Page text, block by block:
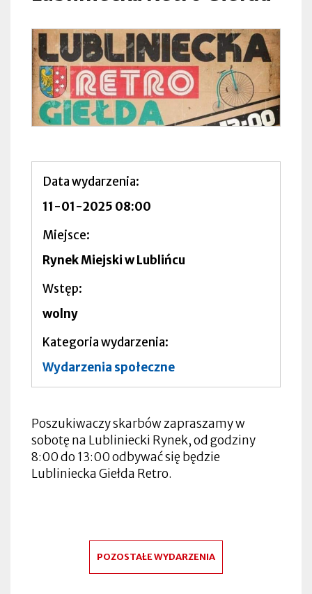
Data wydarzenia
11-01-2025 08:00
Miejsce
Rynek Miejski w Lublińcu
Wstęp
wolny
Kategoria wydarzenia
Wydarzenia społeczne
Poszukiwaczy skarbów zapraszamy w
sobotę na Lubliniecki Rynek, od godziny
8:00 do 13:00 odbywać się będzie
Lubliniecka Giełda Retro.
POZOSTAŁE WYDARZENIA